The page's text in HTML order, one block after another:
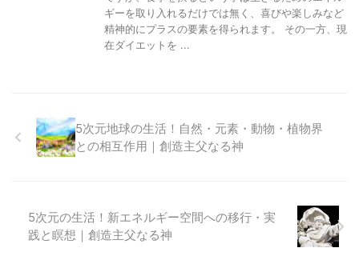
ギーを取り入れるだけでは無く、喜びや楽しみなど
精神的にプラスの要素を得られます。 その一方、現
在ダイエットを ...
5次元地球の生活！自然・元素・動物・植物界
との相互作用｜創造主父なる神
5次元の生活！新エネルギー空間への移行・実
践と瞑想｜創造主父なる神